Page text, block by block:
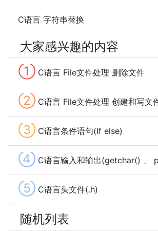
C语言 字符串替换
大家感兴趣的内容
① C语言 File文件处理 删除文件
② C语言 File文件处理 创建和写文
③ C语言条件语句(If else)
④ C语言输入和输出(getchar() 、 putchar() 、gets() 、
⑤ C语言头文件(.h)
随机列表